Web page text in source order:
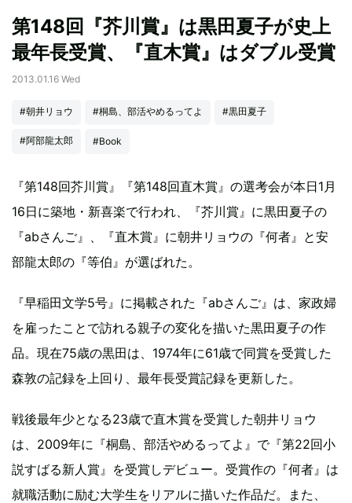
第148回『芥川賞』は黒田夏子が史上
最年長受賞、『直木賞』はダブル受賞
2013.01.16 Wed
#朝井リョウ #桐島、部活やめるってよ #黒田夏子
#阿部龍太郎 #Book
『第148回芥川賞』『第148回直木賞』の選考会が本日1月
16日に築地・新喜楽で行われ、『芥川賞』に黒田夏子の
『abさんご』、『直木賞』に朝井リョウの『何者』と安
部龍太郎の『等伯』が選ばれた。
『早稲田文学5号』に掲載された『abさんご』は、家政婦
を雇ったことで訪れる親子の変化を描いた黒田夏子の作
品。現在75歳の黒田は、1974年に61歳で同賞を受賞した
森敦の記録を上回り、最年長受賞記録を更新した。
戦後最年少となる23歳で直木賞を受賞した朝井リョウ
は、2009年に『桐島、部活やめるってよ』で『第22回小
説すばる新人賞』を受賞しデビュー。受賞作の『何者』は
就職活動に励む大学生をリアルに描いた作品だ。また、